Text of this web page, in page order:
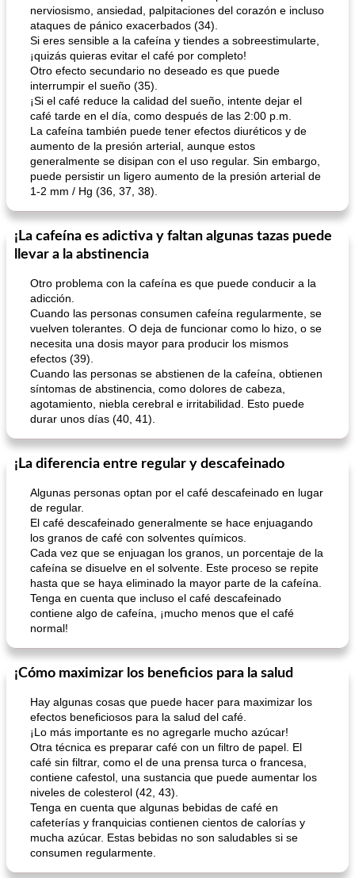
Batido de leche de caramelo de mantequilla (alcohólico)
nerviosismo, ansiedad, palpitaciones del corazón e incluso
ataques de pánico exacerbados (34).
Si eres sensible a la cafeína y tiendes a sobreestimularte,
¡quizás quieras evitar el café por completo!
Otro efecto secundario no deseado es que puede
interrumpir el sueño (35).
¡Si el café reduce la calidad del sueño, intente dejar el
café tarde en el día, como después de las 2:00 p.m.
La cafeína también puede tener efectos diuréticos y de
aumento de la presión arterial, aunque estos
generalmente se disipan con el uso regular. Sin embargo,
puede persistir un ligero aumento de la presión arterial de
1-2 mm / Hg (36, 37, 38).
¡La cafeína es adictiva y faltan algunas tazas puede
llevar a la abstinencia
Otro problema con la cafeína es que puede conducir a la
adicción.
Cuando las personas consumen cafeína regularmente, se
vuelven tolerantes. O deja de funcionar como lo hizo, o se
necesita una dosis mayor para producir los mismos
efectos (39).
Cuando las personas se abstienen de la cafeína, obtienen
síntomas de abstinencia, como dolores de cabeza,
agotamiento, niebla cerebral e irritabilidad. Esto puede
durar unos días (40, 41).
¡La diferencia entre regular y descafeinado
Algunas personas optan por el café descafeinado en lugar
de regular.
El café descafeinado generalmente se hace enjuagando
los granos de café con solventes químicos.
Cada vez que se enjuagan los granos, un porcentaje de la
cafeína se disuelve en el solvente. Este proceso se repite
hasta que se haya eliminado la mayor parte de la cafeína.
Tenga en cuenta que incluso el café descafeinado
contiene algo de cafeína, ¡mucho menos que el café
normal!
¡Cómo maximizar los beneficios para la salud
Hay algunas cosas que puede hacer para maximizar los
efectos beneficiosos para la salud del café.
¡Lo más importante es no agregarle mucho azúcar!
Otra técnica es preparar café con un filtro de papel. El
café sin filtrar, como el de una prensa turca o francesa,
contiene cafestol, una sustancia que puede aumentar los
niveles de colesterol (42, 43).
Tenga en cuenta que algunas bebidas de café en
cafeterías y franquicias contienen cientos de calorías y
mucha azúcar. Estas bebidas no son saludables si se
consumen regularmente.